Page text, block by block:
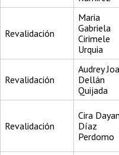
Revalidación
Maria
Gabriela
Cirimele
Urquia
Revalidación
Audrey
Dellán
Quijada
Revalidación
Cira
Díaz
Perdomo